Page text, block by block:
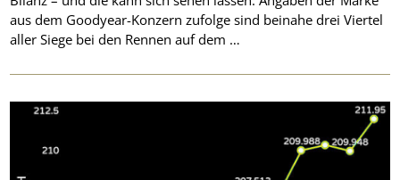
aus dem Goodyear-Konzern zufolge sind beinahe drei Viertel
aller Siege bei den Rennen auf dem …